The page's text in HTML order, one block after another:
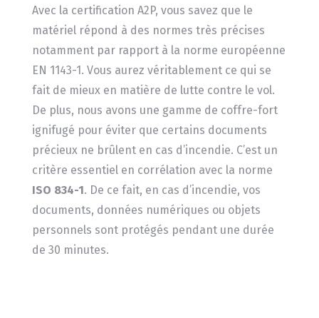
Avec la certification A2P, vous savez que le
matériel répond à des normes très précises
notamment par rapport à la norme européenne
EN 1143-1. Vous aurez véritablement ce qui se
fait de mieux en matière de lutte contre le vol.
De plus, nous avons une gamme de coffre-fort
ignifugé pour éviter que certains documents
précieux ne brûlent en cas d’incendie. C’est un
critère essentiel en corrélation avec la norme
ISO 834-1. De ce fait, en cas d’incendie, vos
documents, données numériques ou objets
personnels sont protégés pendant une durée
de 30 minutes.